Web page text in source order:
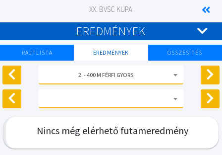
XX. BVSC KUPA
EREDMÉNYEK
RAJTLISTA EREDMÉNYEK ÖSSZESÍTÉS
2. - 400 M FÉRFI GYORS
Nincs még elérhető futameredmény